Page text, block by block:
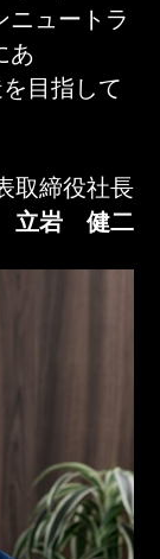
ニュートラ
あ
目指して
取締役社長
立岩 健二